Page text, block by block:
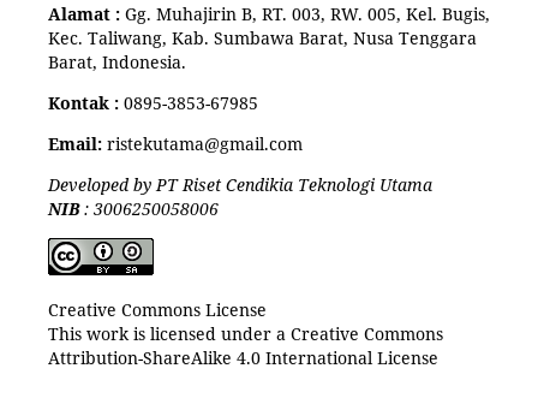
Alamat : Gg. Muhajirin B, RT. 003, RW. 005, Kel. Bugis,
Kec. Taliwang, Kab. Sumbawa Barat, Nusa Tenggara
Barat, Indonesia.
Kontak : 0895-3853-67985
Email:ristekutama@gmail.com
Developed by PT Riset Cendikia Teknologi Utama
NIB: 3006250058006
Creative Commons License
This work is licensed under a Creative Commons
Attribution-ShareAlike 4.0 International License